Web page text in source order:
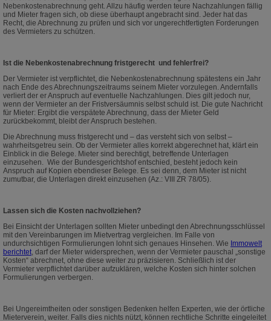
Nebenkostenabrechnung geht. Allzu häufig werden teure Nachzahlungen fällig
und Mieter fragen sich, ob diese überhaupt angebracht sind. Jeder hat das
Recht, die Abrechnung zu prüfen und sich vor ungerechtfertigten Forderungen
des Vermieters zu schützen.
Ist die Nebenkostenabrechnung fristgerecht und fehlerfrei?
Der Vermieter ist verpflichtet, die Nebenkostenabrechnung spätestens ein Jahr
nach Ende des Abrechnungszeitraums seinem Mieter vorzulegen. Andernfalls
verliert der er Anspruch auf eventuelle Nachzahlungen. Dies gilt jedoch nur,
wenn der Vermieter an der Fristversäumnis selbst schuld ist. Die gute Nachricht
für Mieter: Ergibt die verspätete Abrechnung, dass der Mieter Geld
zurückbekommt, bleibt der Anspruch bestehen.
Die Abrechnung muss fristgerecht und – das versteht sich von selbst –
wahrheitsgetreu sein. Ob der Vermieter alles korrekt abgerechnet hat, klärt ein
Einblick in die Belege. Mieter sind berechtigt, betreffende Unterlagen
einzusehen. Wie der Bundesgerichtshof entschied, besteht jedoch kein
Anspruch auf Kopien ebendieser Belege. Es sei denn, dem Mieter ist nicht
zumutbar, die Unterlagen direkt einzusehen (Az.: VIII ZR 78/05).
Lassen sich die Kosten nachvollziehen?
Bei Einsicht der Unterlagen sollten Mieter unbedingt den Abrechnungsschlüssel
mit den Vereinbarungen im Mietvertrag vergleichen. Im Falle von
undurchsichtigen Formulierungen lohnt sich genaues Hinsehen. Wie Immowelt
berichtet , darf der Mieter widersprechen, wenn der Vermieter pauschal „sonstige
Kosten“ abrechnet, ohne diese weiter zu präzisieren. Schließlich ist der
Vermieter verpflichtet darüber aufzuklären, welche Kosten sich hinter solchen
Formulierungen verbergen.
Bei Ungereimtheiten oder sonstigen Bedenken helfen Experten, wie der örtliche
Mieterverein, weiter. Falls dies nichts nützt, können rechtliche Schritte eingeleitet